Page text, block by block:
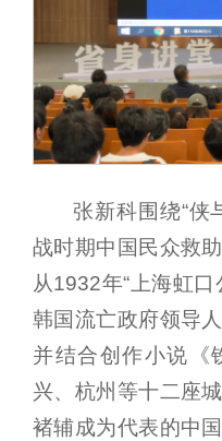
张新科围绕“侠
战时期中国民众救
从1932年“上海虹
韩国流亡政府领导
并结合创作小说《
兴、杭州等十二座
褚辅成为代表的中